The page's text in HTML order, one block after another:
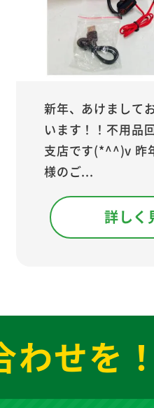
新年、あけまして
います！！不用品
支店です(*^^)v 昨
様のご...
詳しく
せを！